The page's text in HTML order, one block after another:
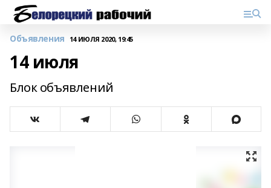
Объявления 14 ИЮЛЯ 2020, 19:45
14 июля
Блок объявлений